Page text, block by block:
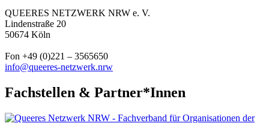
QUEERES NETZWERK NRW e. V.
Lindenstraße 20
50674 Köln
Fon +49 (0)221 – 3565650
info@queeres-netzwerk.nrw
Fachstellen & Partner*Innen